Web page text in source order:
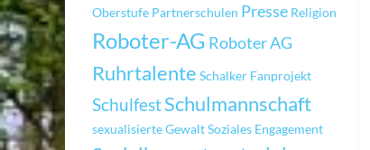
Oberstufe Partnerschulen Presse Religion
Roboter-AG Roboter AG
Ruhrtalente Schalker Fanprojekt
SchulfestSchulmannschaft
sexualisierte GewaltSoziales Engagement